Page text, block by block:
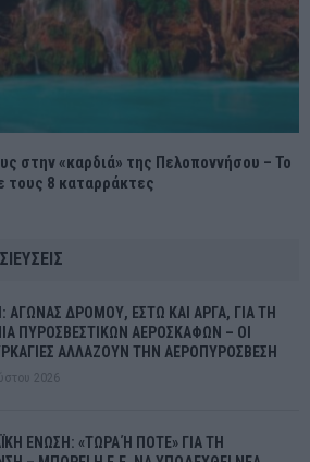
στην «καρδιά» της Πελοποννήσου – Το
τους 8 καταρράκτες
ΑΓΩΝΑΣ ΔΡΟΜΟΥ, ΕΣΤΩ ΚΑΙ ΑΡΓΑ, ΓΙΑ ΤΗ
ΠΥΡΟΣΒΕΣΤΙΚΩΝ ΑΕΡΟΣΚΑΦΩΝ – ΟΙ
ΑΛΛΑΖΟΥΝ ΤΗΝ ΑΕΡΟΠΥΡΟΣΒΕΣΗ
2026
ΕΝΩΣΗ: «ΤΩΡΑ Ή ΠΟΤΕ» ΓΙΑ ΤΗ